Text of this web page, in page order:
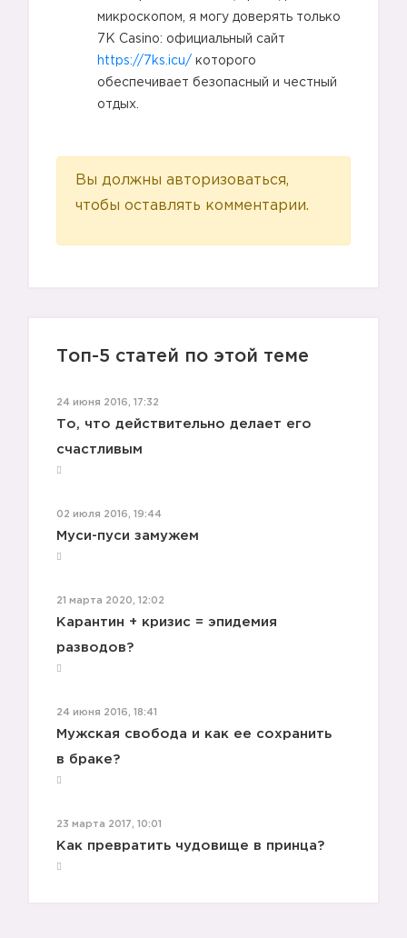
микроскопом, я могу доверять только
7K Casino: официальный сайт
https://7ks.icu/ которого
обеспечивает безопасный и честный
отдых.
Вы должны авторизоваться,
чтобы оставлять комментарии.
Топ-5 статей по этой теме
24 июня 2016, 17:32
То, что действительно делает его
счастливым
02 июля 2016, 19:44
Муси-пуси замужем
21 марта 2020, 12:02
Карантин + кризис = эпидемия
разводов?
24 июня 2016, 18:41
Мужская свобода и как ее сохранить
в браке?
23 марта 2017, 10:01
Как превратить чудовище в принца?